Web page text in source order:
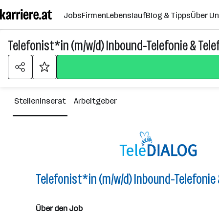
Seiteninhalt
springen
JobsFirmenLebenslaufBlog & TippsÜber
Telefonist*in (m/w/d) Inbound-Telefonie &
Stelleninserat Arbeitgeber
Telefonist*in (m/w/d) Inbound-
Über den Job